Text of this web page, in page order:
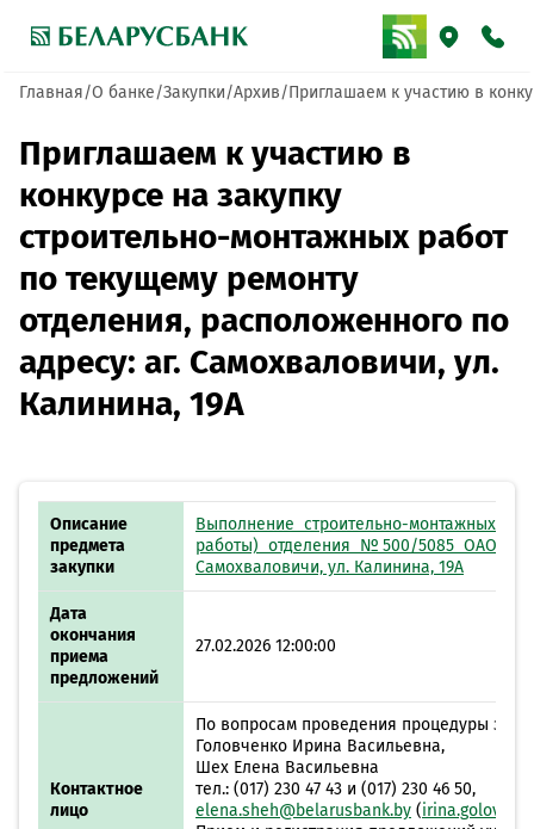
Главная О банке Закупки Архив Приглашаем к участию в
Приглашаем к участию в
конкурсе на закупку
строительно-монтажных работ
по текущему ремонту
отделения, расположенного по
адресу: аг. Самохваловичи, ул.
Калинина, 19А
Описание
предмета
закупки
Выполнение строительно-монтажных
работы) отделения №500/5085 ОАО
Самохваловичи, ул. Калинина, 19А
Дата
окончания
приема
предложений
27.02.2026 12:00:00
Контактное
лицо
По вопросам проведения процедуры
Головченко Ирина Васильевна,
Шех Елена Васильевна
тел.: (017) 230 47 43 и (017) 230 46 50,
elena.sheh@belarusbank.by (